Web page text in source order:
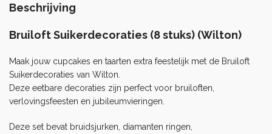
Beschrijving
Bruiloft Suikerdecoraties (8 stuks) (Wilton)
Maak jouw cupcakes en taarten extra feestelijk met de Bruiloft
Suikerdecoraties van Wilton.
Deze eetbare decoraties zijn perfect voor bruiloften,
verlovingsfeesten en jubileumvieringen.
Deze set bevat bruidsjurken, diamanten ringen,